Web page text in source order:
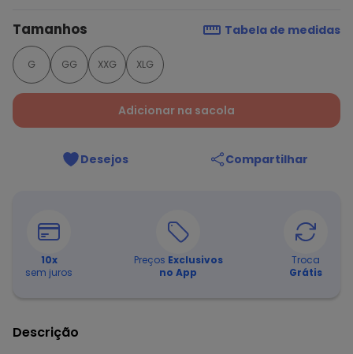
Tamanhos Tabela de medidas
G GG XXG XLG
Adicionar na sacola
Desejos Compartilhar
10x
sem juros
Preços Exclusivos
no App
Troca
Grátis
Descrição